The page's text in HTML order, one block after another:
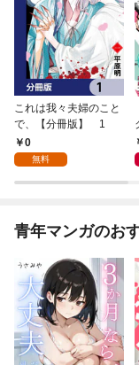
これは我々夫婦のこと
で、【分冊版】 1
0
無料
青年マンガのお